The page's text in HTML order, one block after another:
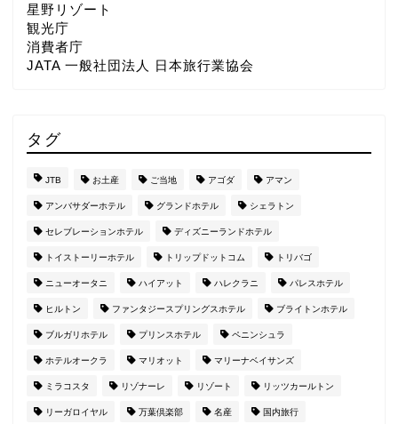
星野リゾート
観光庁
消費者庁
JATA 一般社団法人 日本旅行業協会
タグ
JTB お土産 ご当地 アゴダ アマン
アンバサダーホテル グランドホテル シェラトン
セレブレーションホテル ディズニーランドホテル
トイストーリーホテル トリップドットコム トリバゴ
ニューオータニ ハイアット ハレクラニ パレスホテル
ヒルトン ファンタジースプリングスホテル ブライトンホテル
ブルガリホテル プリンスホテル ペニンシュラ
ホテルオークラ マリオット マリーナベイサンズ
ミラコスタ リゾナーレ リゾート リッツカールトン
リーガロイヤル 万葉倶楽部 名産 国内旅行